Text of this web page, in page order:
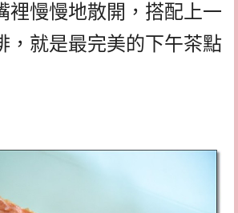
裡慢慢地散開，搭配上一
，就是最完美的下午茶點